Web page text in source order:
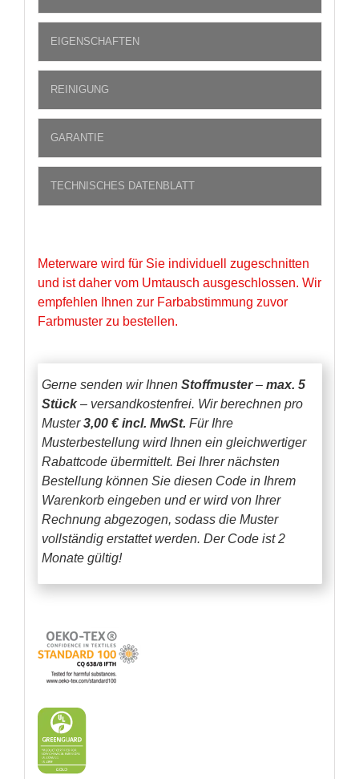
EIGENSCHAFTEN
REINIGUNG
GARANTIE
TECHNISCHES DATENBLATT
Meterware wird für Sie individuell zugeschnitten
und ist daher vom Umtausch ausgeschlossen. Wir
empfehlen Ihnen zur Farbabstimmung zuvor
Farbmuster zu bestellen.
Gerne senden wir Ihnen Stoffmuster– max. 5
Stück– versandkostenfrei. Wir berechnen pro
Muster3,00 € incl. MwSt. Für Ihre
Musterbestellung wird Ihnen ein gleichwertiger
Rabattcode übermittelt. Bei Ihrer nächsten
Bestellung können Sie diesen Code in Ihrem
Warenkorb eingeben und er wird von Ihrer
Rechnung abgezogen, sodass die Muster
vollständig erstattet werden. Der Code ist 2
Monate gültig!